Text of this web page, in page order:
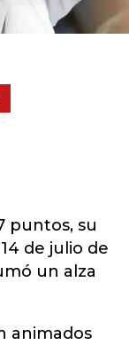
puntos, su
de julio de
un alza
animados